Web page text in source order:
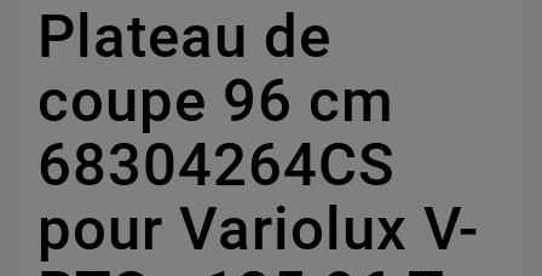
Plateau de
coupe 96 cm
68304264CS
pour Variolux V-